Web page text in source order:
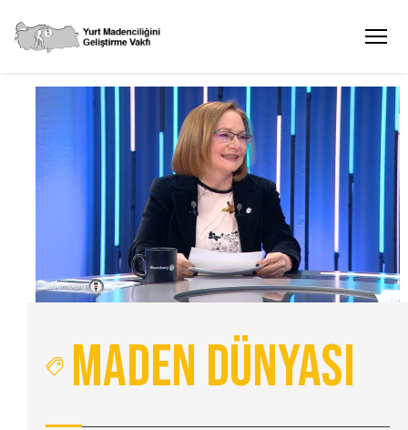
Maden Dünyası